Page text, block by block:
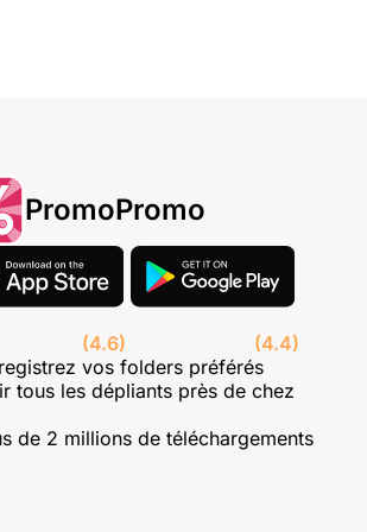
PromoPromo
(4.6)
(4.4)
vos folders préférés
tous les dépliants près de chez
de 2 millions de téléchargements